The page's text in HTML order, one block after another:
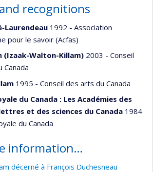
recognitions
Laurendeau 1992 - Association
pour le savoir (Acfas)
(Izaak-Walton-Killam) 2003 - Conseil
Canada
1995 - Conseil des arts du Canada
du Canada : Les Académies des
et des sciences du Canada 1984
du Canada
information…
décerné à François Duchesneau